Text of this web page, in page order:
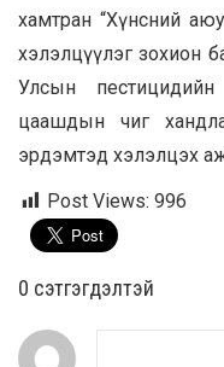
хамтран “Хүнсний
хэлэлцүүлэг зохион
Улсын пестицидийн
цаашдын чиг
эрдэмтэд хэлэлцэх
Post Views: 996
0 cэтгэгдэлтэй